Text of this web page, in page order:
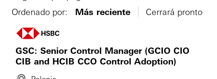
Ordenado por:
Más reciente Cerrará pronto
GSC: Senior Control Manager (GCIO CIO
CIB and HCIB CCO Control Adoption)